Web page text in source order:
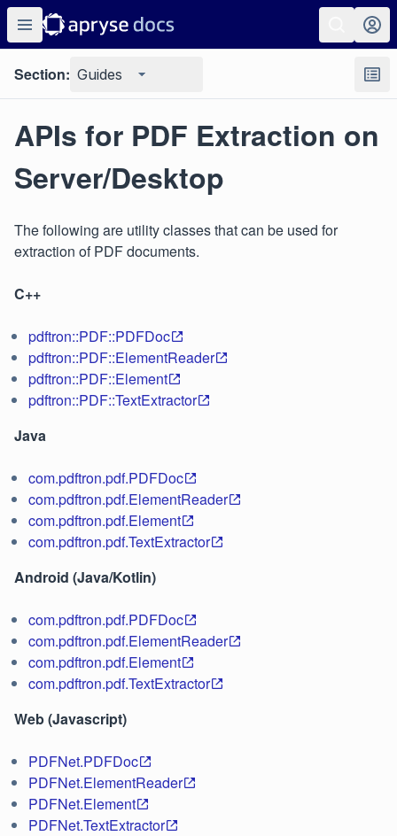
Section: Guides
APIs for PDF Extraction on
Server/Desktop
The following are utility classes that can be used for
extraction of PDF documents.
C++
pdftron::PDF::PDFDoc
pdftron::PDF::ElementReader
pdftron::PDF::Element
pdftron::PDF::TextExtractor
Java
com.pdftron.pdf.PDFDoc
com.pdftron.pdf.ElementReader
com.pdftron.pdf.Element
com.pdftron.pdf.TextExtractor
Android (Java/Kotlin)
com.pdftron.pdf.PDFDoc
com.pdftron.pdf.ElementReader
com.pdftron.pdf.Element
com.pdftron.pdf.TextExtractor
Web (Javascript)
PDFNet.PDFDoc
PDFNet.ElementReader
PDFNet.Element
PDFNet.TextExtractor